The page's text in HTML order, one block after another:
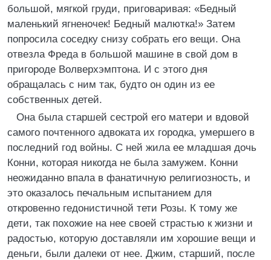
большой, мягкой груди, приговаривая: «Бедный
маленький ягненочек! Бедный малютка!» Затем
попросила соседку снизу собрать его вещи. Она
отвезла Фреда в большой машине в свой дом в
пригороде Волверхэмптона. И с этого дня
обращалась с ним так, будто он один из ее
собственных детей.
Она была старшей сестрой его матери и вдовой
самого почтенного адвоката их городка, умершего в
последний год войны. С ней жила ее младшая дочь
Конни, которая никогда не была замужем. Конни
неожиданно впала в фанатичную религиозность, и
это оказалось печальным испытанием для
откровенно гедонистичной тети Розы. К тому же
дети, так похожие на нее своей страстью к жизни и
радостью, которую доставляли им хорошие вещи и
деньги, были далеки от нее. Джим, старший, после